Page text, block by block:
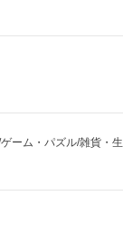
ーム・パズル/雑貨・生